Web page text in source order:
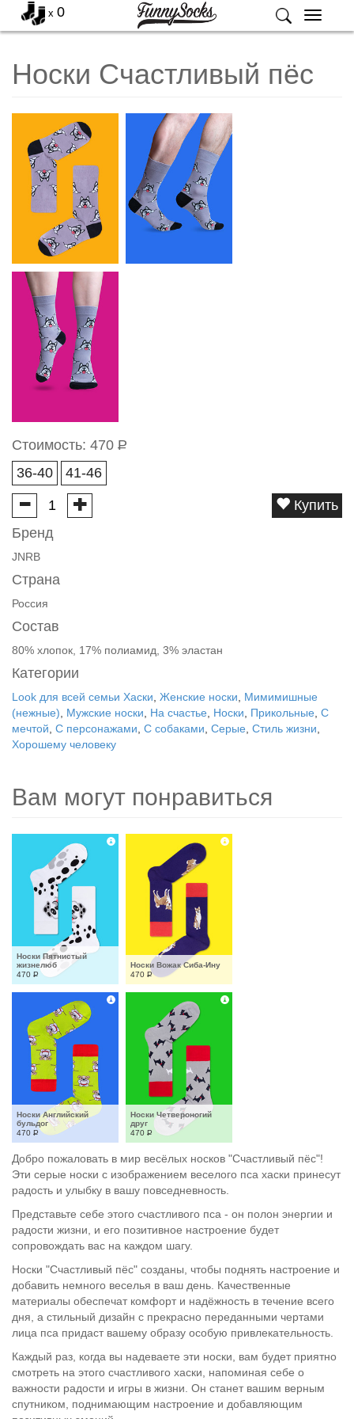
Меню
x 0
Носки Счастливый пёс
Стоимость: 470 Р
36-40
41-46
Купить
Бренд
JNRB
Страна
Россия
Состав
80% хлопок, 17% полиамид, 3% эластан
Категории
Look для всей семьи Хаски Женские носки
Мимимишные
(нежные)
Мужские носки На счастье Носки Прикольные С
мечтой С персонажами С собаками Серые Стиль жизни
Хорошему человеку
Вам могут понравиться
Носки Пятнистый
жизнелюб
470 Р
Носки Вожак Сиба-Ину
470 Р
Носки Английский
бульдог
470 Р
Носки Четвероногий
друг
470 Р
Добро пожаловать в мир весёлых носков "Счастливый пёс"!
Эти серые носки с изображением веселого пса хаски принесут
радость и улыбку в вашу повседневность.
Представьте себе этого счастливого пса - он полон энергии и
радости жизни, и его позитивное настроение будет
сопровождать вас на каждом шагу.
Носки "Счастливый пёс" созданы, чтобы поднять настроение и
добавить немного веселья в ваш день. Качественные
материалы обеспечат комфорт и надёжность в течение всего
дня, а стильный дизайн с прекрасно переданными чертами
лица пса придаст вашему образу особую привлекательность.
Каждый раз, когда вы надеваете эти носки, вам будет приятно
смотреть на этого счастливого хаски, напоминая себе о
важности радости и игры в жизни. Он станет вашим верным
спутником, поднимающим настроение и добавляющим